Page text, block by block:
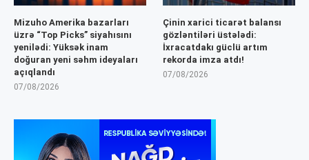
Mizuho Amerika bazarları
üzrə “Top Picks” siyahısını
yenilədi: Yüksək inam
doğuran yeni səhm ideyaları
açıqlandı
07/08/2026
Çinin xarici ticarət balansı
gözləntiləri üstələdi:
İxracatdakı güclü artım
rekorda imza atdı!
07/08/2026